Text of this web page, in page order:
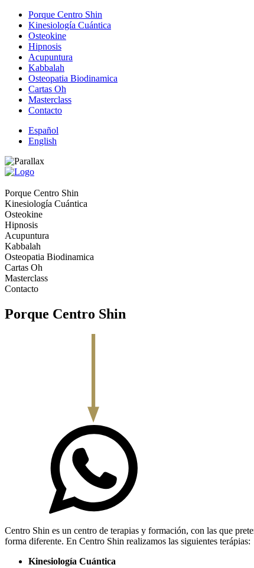
Porque Centro Shin
Kinesiología Cuántica
Osteokine
Hipnosis
Acupuntura
Kabbalah
Osteopatia Biodinamica
Cartas Oh
Masterclass
Contacto
Español
English
Porque Centro Shin
Kinesiología Cuántica
Osteokine
Hipnosis
Acupuntura
Kabbalah
Osteopatia Biodinamica
Cartas Oh
Masterclass
Contacto
Porque Centro Shin
Centro Shin es un centro de terapias y formación, con las que
forma diferente. En Centro Shin realizamos las siguientes terápias:
Kinesiología Cuántica